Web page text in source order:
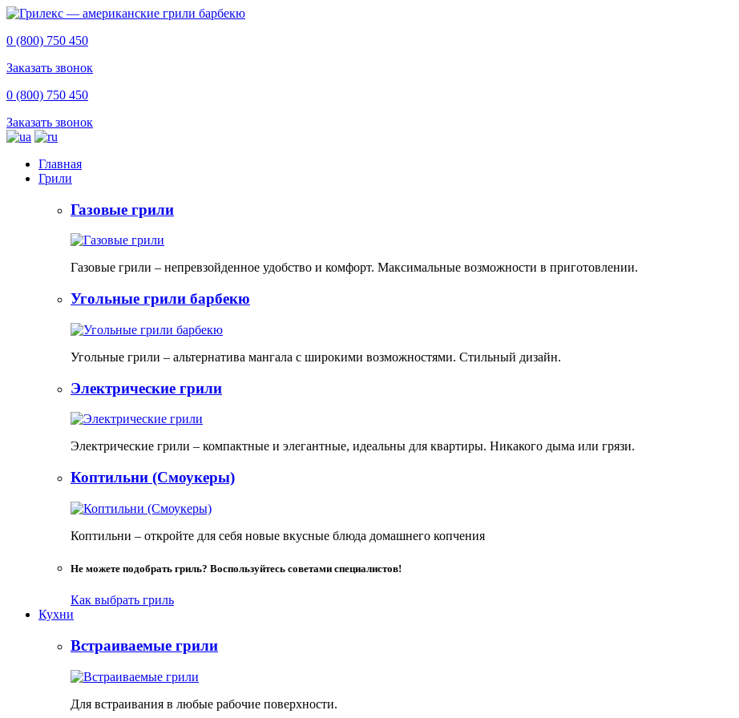
0 (800) 750 450
Заказать звонок
0 (800) 750 450
Заказать звонок
Главная
Грили
Газовые грили
Газовые грили – непревзойденное удобство и комфорт. Максимальные возможности в приготовлении.
Угольные грили барбекю
Угольные грили – альтернатива мангала с широкими возможностями. Стильный дизайн.
Электрические грили
Электрические грили – компактные и элегантные, идеальны для квартиры. Никакого дыма или грязи.
Коптильни (Смоукеры)
Коптильни – откройте для себя новые вкусные блюда домашнего копчения
Не можете подобрать гриль? Воспользуйтесь советами специалистов!
Как выбрать гриль
Кухни
Встраиваемые грили
Для встраивания в любые рабочие поверхности.